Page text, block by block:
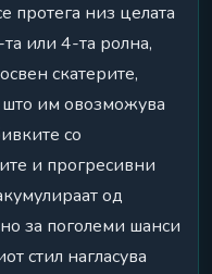
протега низ целата
или 4-та ролна,
скатерите,
им овозможува
со
и прогресивни
од
за поголеми шанси
стил нагласува